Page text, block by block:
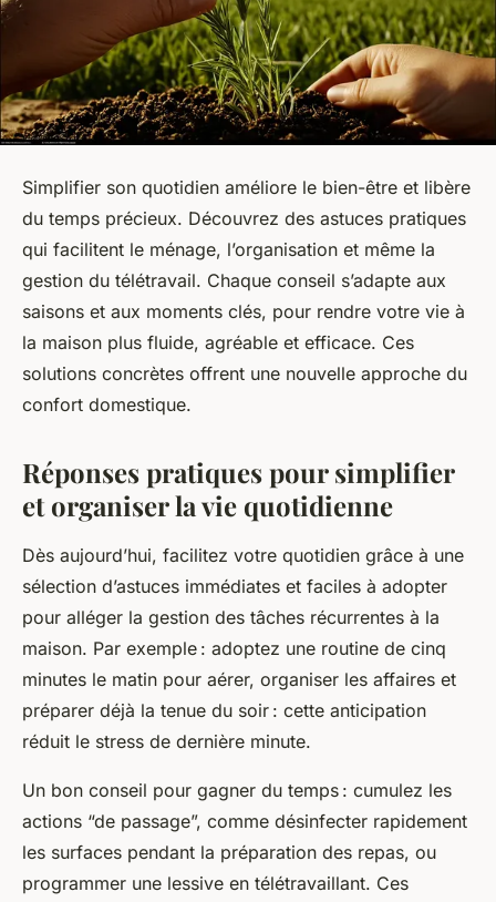
Simplifier son quotidien améliore le bien-être et libère
du temps précieux. Découvrez des astuces pratiques
qui facilitent le ménage, l’organisation et même la
gestion du télétravail. Chaque conseil s’adapte aux
saisons et aux moments clés, pour rendre votre vie à
la maison plus fluide, agréable et efficace. Ces
solutions concrètes offrent une nouvelle approche du
confort domestique.
Réponses pratiques pour simplifier
et organiser la vie quotidienne
Dès aujourd’hui, facilitez votre quotidien grâce à une
sélection d’astuces immédiates et faciles à adopter
pour alléger la gestion des tâches récurrentes à la
maison. Par exemple : adoptez une routine de cinq
minutes le matin pour aérer, organiser les affaires et
préparer déjà la tenue du soir : cette anticipation
réduit le stress de dernière minute.
Un bon conseil pour gagner du temps : cumulez les
actions “de passage”, comme désinfecter rapidement
les surfaces pendant la préparation des repas, ou
programmer une lessive en télétravaillant. Ces